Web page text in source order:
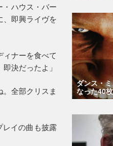
・ハウス・バー
、即興ライヴを
ナーを食べて
決だったよ」
全部クリスま
レイの曲も披露
ダンス・
なった40